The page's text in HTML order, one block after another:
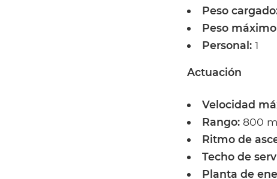
Peso
Peso
Personal:1
Actuación
Velocidad
Rango:800
Ritmo de
Techo de
Planta de